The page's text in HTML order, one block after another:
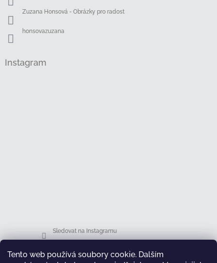
Tento web používá soubory cookie. Dalším
Zuzana Honsová - Obrázky pro radost
honsovazuzana
Instagram
Sledovat na Instagramu
Facebook